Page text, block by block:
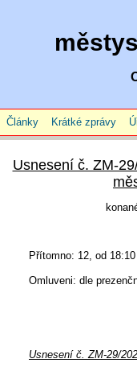
městys
Články Krátké zprávy
Usnesení č. ZM-
Přítomno: 12, od
Omluveni: dle
Usnesení č. ZM-29/